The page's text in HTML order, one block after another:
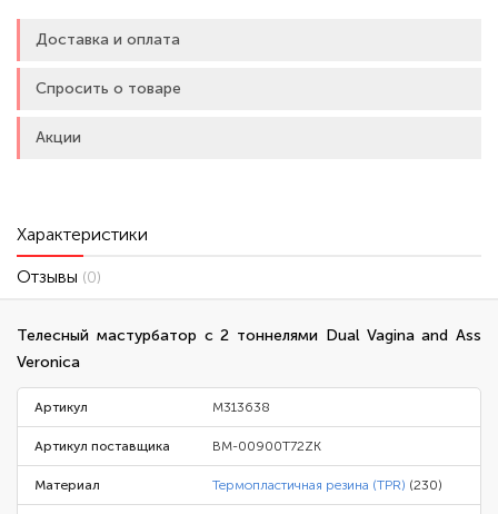
Доставка и оплата
Спросить о товаре
Акции
Характеристики
Отзывы (0)
Телесный мастурбатор с 2 тоннелями Dual Vagina and Ass
Veronica
Артикул M313638
Артикул поставщика BM-00900T72ZK
Материал Термопластичная резина (TPR) (230)